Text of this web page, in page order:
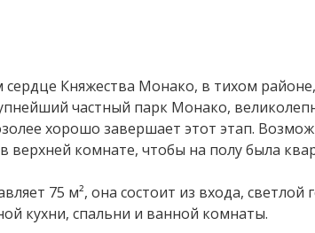
Княжества Монако, в тихом
частный парк Монако,
хорошо завершает этот этап.
комнате, чтобы на полу была
75 м², она состоит из входа, светлой
кухни, спальни и ванной комнаты.